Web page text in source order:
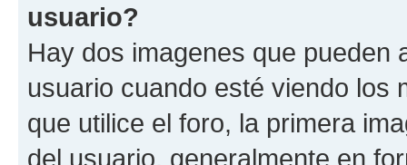
usuario?
Hay dos imagenes que pueden
usuario cuando esté viendo los
que utilice el foro, la primera
del usuario, generalmente en